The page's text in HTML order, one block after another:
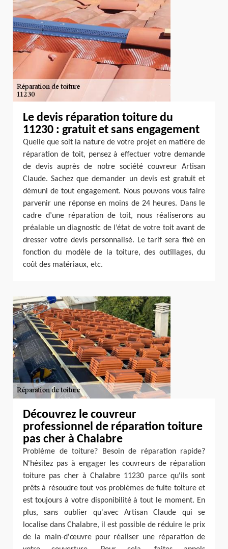
Le devis réparation toiture du
11230 : gratuit et sans engagement
Quelle que soit la nature de votre projet en matière de
réparation de toit, pensez à effectuer votre demande
de devis auprès de notre société couvreur Artisan
Claude. Sachez que demander un devis est gratuit et
démuni de tout engagement. Nous pouvons vous faire
parvenir une réponse en moins de 24 heures. Dans le
cadre d’une réparation de toit, nous réaliserons au
préalable un diagnostic de l’état de votre toit avant de
dresser votre devis personnalisé. Le tarif sera fixé en
fonction du modèle de la toiture, des outillages, du
coût des matériaux, etc.
Découvrez le couvreur
professionnel de réparation toiture
pas cher à Chalabre
Problème de toiture? Besoin de réparation rapide?
N'hésitez pas à engager les couvreurs de réparation
toiture pas cher à Chalabre 11230 parce qu'ils sont
prêts à résoudre tout vos problèmes de fuite toiture et
est toujours à votre disponibilité à tout le moment. En
plus, sans oublier qu'avec Artisan Claude qui se
localise dans Chalabre, il est possible de réduire le prix
de la main-d'œuvre pour réaliser une réparation de